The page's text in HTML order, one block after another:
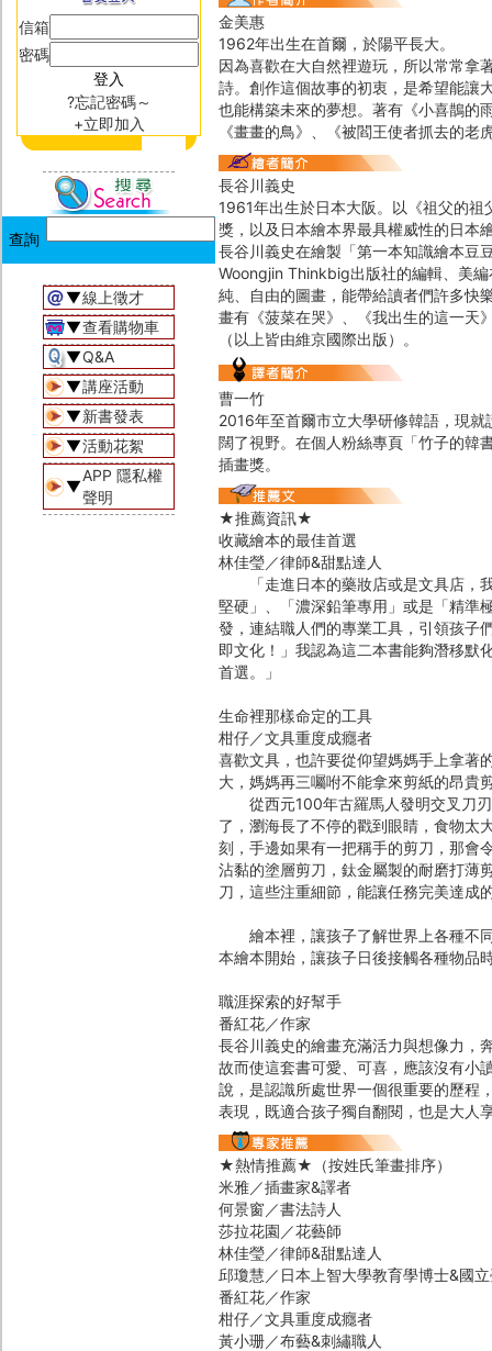
信箱
密碼
?忘記密碼～
+立即加入
▼線上徵才
▼查看購物車
▼Q&A
▼講座活動
▼新書發表
▼活動花絮
▼
APP 隱私權
聲明
金美惠
1962年出生在首爾，於陽平長大。
因為喜歡在大自然裡遊玩，所以常常拿
詩。創作這個故事的初衷，是希望能讓
也能構築未來的夢想。著有《小喜鵲的
《畫畫的鳥》、《被閻王使者抓去的
長谷川義史
1961年出生於日本大阪。以《祖父的
獎，以及日本繪本界最具權威性的日本
長谷川義史在繪製「第一本知識繪本豆
Woongjin Thinkbig出版社的編輯、美
純、自由的圖畫，能帶給讀者們許多快
畫有《菠菜在哭》、《我出生的這一天
（以上皆由維京國際出版）。
曹一竹
2016年至首爾市立大學研修韓語，現
闊了視野。在個人粉絲專頁「竹子的韓
插畫獎。
★推薦資訊★
收藏繪本的最佳首選
林佳瑩／律師&甜點達人
「走進日本的藥妝店或是文具店，我
堅硬」、「濃深鉛筆專用」或是「精準
發，連結職人們的專業工具，引領孩子
即文化！」我認為這二本書能夠潛移默
首選。」
生命裡那樣命定的工具
柑仔／文具重度成癮者
喜歡文具，也許要從仰望媽媽手上拿著
大，媽媽再三囑咐不能拿來剪紙的昂貴
從西元100年古羅馬人發明交叉刀刃
了，瀏海長了不停的戳到眼睛，食物太
刻，手邊如果有一把稱手的剪刀，那會
沾黏的塗層剪刀，鈦金屬製的耐磨打薄
刀，這些注重細節，能讓任務完美達成
繪本裡，讓孩子了解世界上各種不同
本繪本開始，讓孩子日後接觸各種物品
職涯探索的好幫手
番紅花／作家
長谷川義史的繪畫充滿活力與想像力，
故而使這套書可愛、可喜，應該沒有小
說，是認識所處世界一個很重要的歷程
表現，既適合孩子獨自翻閱，也是大人
★熱情推薦★（按姓氏筆畫排序）
米雅／插畫家&譯者
何景窗／書法詩人
莎拉花園／花藝師
林佳瑩／律師&甜點達人
邱瓊慧／日本上智大學教育學博士&國
番紅花／作家
柑仔／文具重度成癮者
黃小珊／布藝&刺繡職人